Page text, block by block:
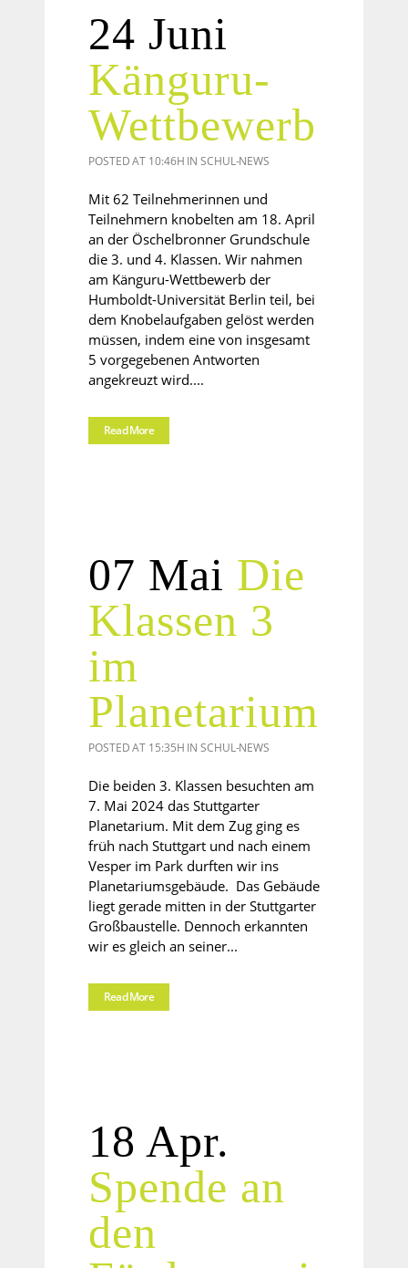
24 Juni
Känguru-
Wettbewerb
POSTED AT 10:46H INSCHUL-NEWS
Mit 62 Teilnehmerinnen und
Teilnehmern knobelten am 18. April
an der Öschelbronner Grundschule
die 3. und 4. Klassen. Wir nahmen
am Känguru-Wettbewerb der
Humboldt-Universität Berlin teil, bei
dem Knobelaufgaben gelöst werden
müssen, indem eine von insgesamt
5 vorgegebenen Antworten
angekreuzt wird....
Read More
07 Mai Die
Klassen 3
im
Planetarium
POSTED AT 15:35H INSCHUL-NEWS
Die beiden 3. Klassen besuchten am
7. Mai 2024 das Stuttgarter
Planetarium. Mit dem Zug ging es
früh nach Stuttgart und nach einem
Vesper im Park durften wir ins
Planetariumsgebäude. Das Gebäude
liegt gerade mitten in der Stuttgarter
Großbaustelle. Dennoch erkannten
wir es gleich an seiner...
Read More
18 Apr.
Spende an
den